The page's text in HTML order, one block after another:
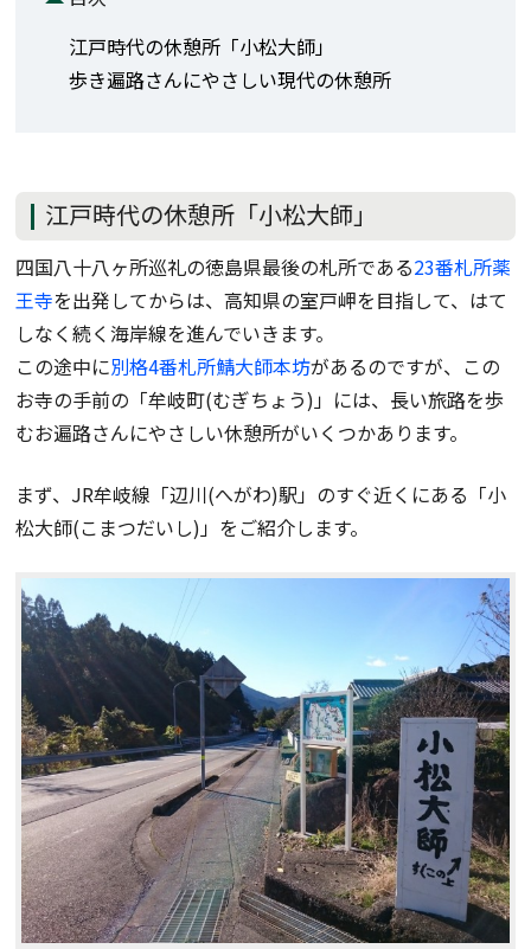
江戸時代の休憩所「小松大師」
歩き遍路さんにやさしい現代の休憩所
江戸時代の休憩所「小松大師」
四国八十八ヶ所巡礼の徳島県最後の札所である23番札所薬
王寺を出発してからは、高知県の室戸岬を目指して、はて
しなく続く海岸線を進んでいきます。
この途中に別格4番札所鯖大師本坊があるのですが、この
お寺の手前の「牟岐町(むぎちょう)」には、長い旅路を歩
むお遍路さんにやさしい休憩所がいくつかあります。
まず、JR牟岐線「辺川(へがわ)駅」のすぐ近くにある「小
松大師(こまつだいし)」をご紹介します。